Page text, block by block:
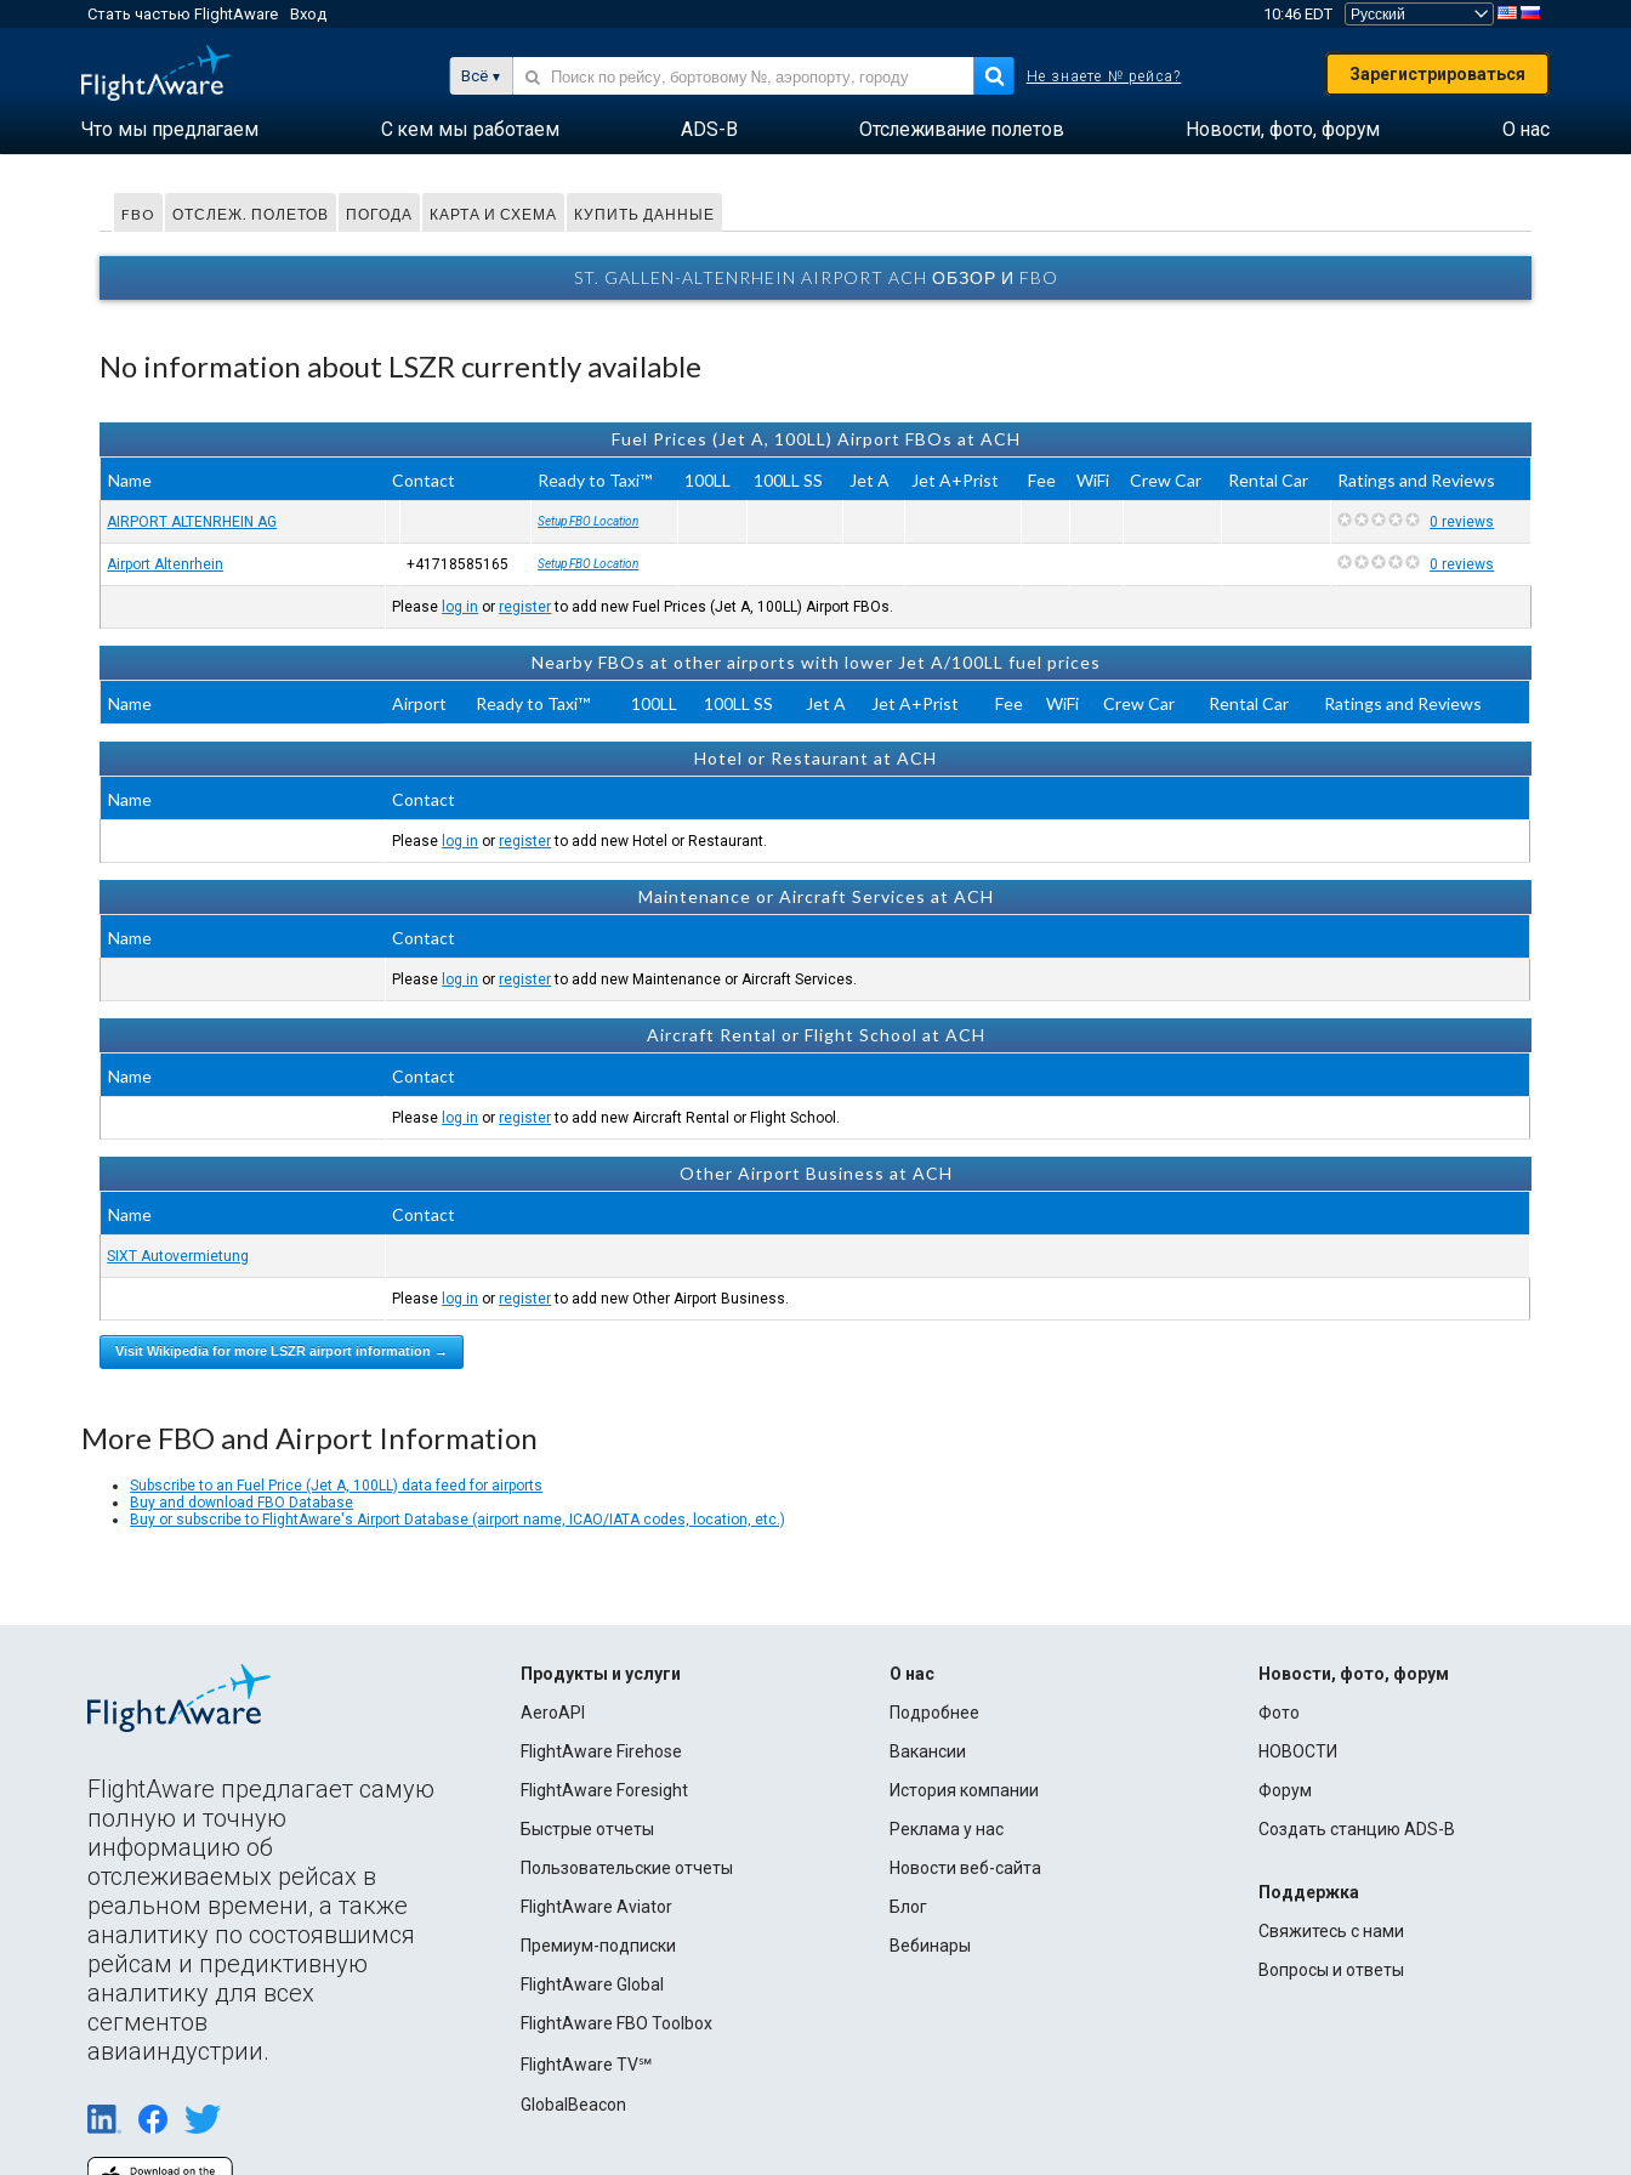
Стать частью FlightAware Вход 10:46 EDT
Всё Не знаете № рейса? Зарегистрироваться
Что мы предлагаем С кем мы работаем ADS-B Отслеживание полетов Новости, фото, форум О нас
FBO ОТСЛЕЖ. ПОЛЕТОВ ПОГОДА КАРТА И СХЕМА КУПИТЬ ДАННЫЕ
ST. GALLEN-ALTENRHEIN AIRPORT ACH ОБЗОР И FBO
No information about LSZR currently available
Fuel Prices (Jet A, 100LL) Airport FBOs at ACH
Name
Contact Ready to Taxi™ 100LL 100LL SS Jet A Jet A+Prist Fee WiFi Crew Car Rental Car Ratings and Reviews
AIRPORT ALTENRHEIN AG Setup FBO Location 0 reviews
Airport Altenrhein +41718585165 Setup FBO Location 0 reviews
Please log in orregisterto add new Fuel Prices (Jet A, 100LL) Airport FBOs.
Nearby FBOs at other airports with lower Jet A/100LL fuel prices
Name
Airport Ready to Taxi™ 100LL 100LL SS Jet A Jet A+Prist Fee WiFi Crew Car Rental Car Ratings and Reviews
Hotel or Restaurant at ACH
Name
Contact
Please log in orregisterto add new Hotel or Restaurant.
Maintenance or Aircraft Services at ACH
Name
Contact
Please log in orregisterto add new Maintenance or Aircraft Services.
Aircraft Rental or Flight School at ACH
Name
Contact
Please log in orregisterto add new Aircraft Rental or Flight School.
Other Airport Business at ACH
Name
Contact
SIXT Autovermietung
Please log in orregisterto add new Other Airport Business.
Visit Wikipedia for more LSZR airport information →
More FBO and Airport Information
Subscribe to an Fuel Price (Jet A, 100LL) data feed for airports
Buy and download FBO Database
Buy or subscribe to FlightAware's Airport Database (airport name, ICAO/IATA codes, location, etc.)
FlightAware предлагает самую
полную и точную
информацию об
отслеживаемых рейсах в
реальном времени, а также
аналитику по состоявшимся
рейсам и предиктивную
аналитику для всех
сегментов
авиаиндустрии.
Продукты и услуги
AeroAPI
FlightAware Firehose
FlightAware Foresight
Быстрые отчеты
Пользовательские отчеты
FlightAware Aviator
Премиум-подписки
FlightAware Global
FlightAware FBO Toolbox
FlightAware TV℠
GlobalBeacon
О нас
Подробнее
Вакансии
История компании
Реклама у нас
Новости веб-сайта
Блог
Вебинары
Новости, фото, форум
Фото
НОВОСТИ
Форум
Создать станцию ADS-B
Поддержка
Свяжитесь с нами
Вопросы и ответы